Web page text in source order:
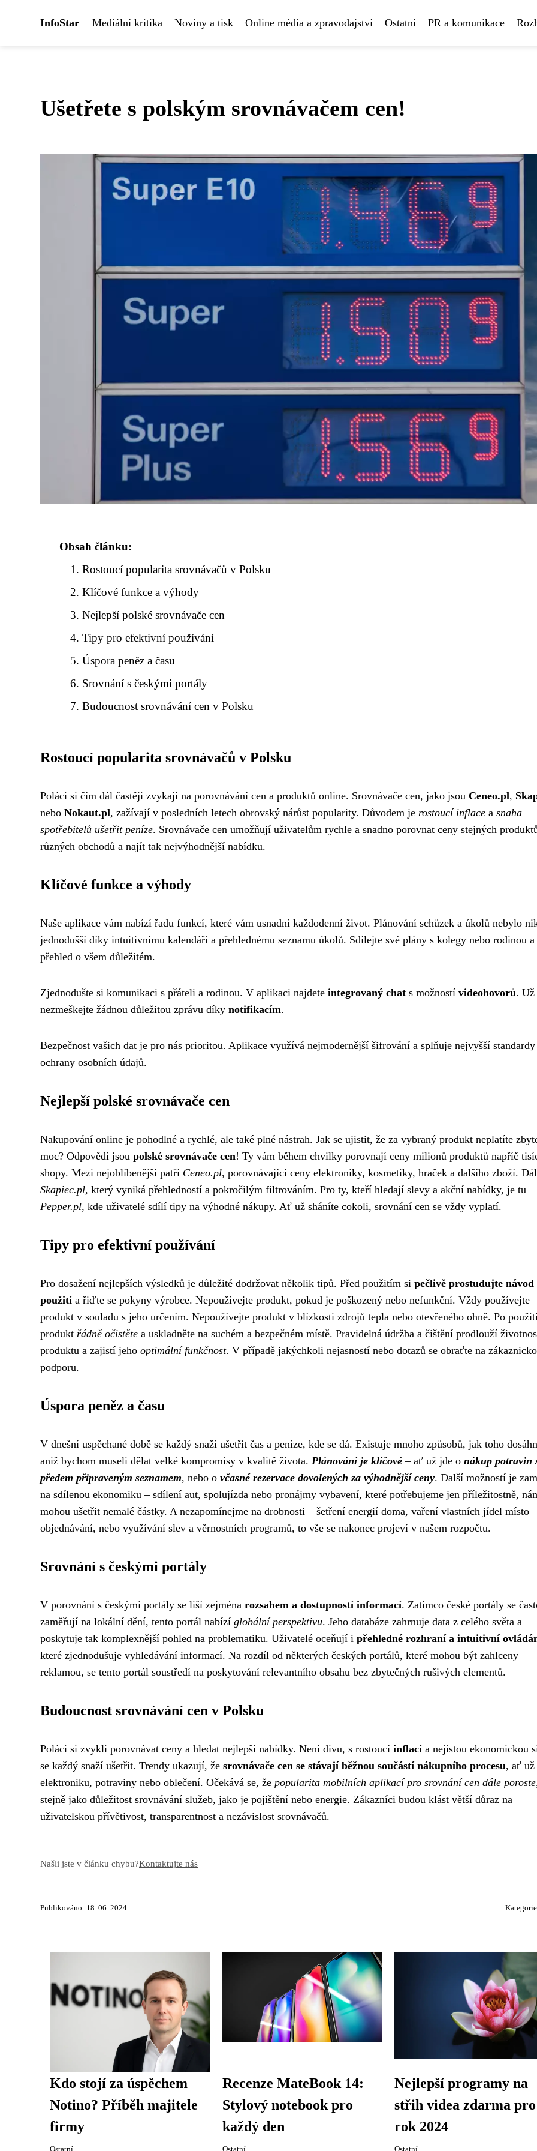
InfoStar Mediální kritika Noviny a tisk Online média a zpravodajství Ostatní PR a komunikace
Ušetřete s polským srovnávačem cen!
Obsah článku:
Rostoucí popularita srovnávačů v Polsku
Klíčové funkce a výhody
Nejlepší polské srovnávače cen
Tipy pro efektivní používání
Úspora peněz a času
Srovnání s českými portály
Budoucnost srovnávání cen v Polsku
Rostoucí popularita srovnávačů v Polsku
Poláci si čím dál častěji zvykají na porovnávání cen a produktů online. Srovnávače cen, jako jsou Ceneo.pl,
nebo Nokaut.pl, zažívají v posledních letech obrovský nárůst popularity. Důvodem je rostoucí inflace a snaha
spotřebitelů ušetřit peníze. Srovnávače cen umožňují uživatelům rychle a snadno porovnat ceny stejných
různých obchodů a najít tak nejvýhodnější nabídku.
Klíčové funkce a výhody
Naše aplikace vám nabízí řadu funkcí, které vám usnadní každodenní život. Plánování schůzek a úkolů nebylo
jednodušší díky intuitivnímu kalendáři a přehlednému seznamu úkolů. Sdílejte své plány s kolegy nebo rodinou a
přehled o všem důležitém.
Zjednodušte si komunikaci s přáteli a rodinou. V aplikaci najdete integrovaný chat s možností videohovorů.
nezmeškejte žádnou důležitou zprávu díky notifikacím.
Bezpečnost vašich dat je pro nás prioritou. Aplikace využívá nejmodernější šifrování a splňuje nejvyšší standardy
ochrany osobních údajů.
Nejlepší polské srovnávače cen
Nakupování online je pohodlné a rychlé, ale také plné nástrah. Jak se ujistit, že za vybraný produkt neplatíte
moc? Odpovědí jsou polské srovnávače cen! Ty vám během chvilky porovnají ceny milionů produktů napříč
shopy. Mezi nejoblíbenější patří Ceneo.pl, porovnávající ceny elektroniky, kosmetiky, hraček a dalšího zboží.
Skapiec.pl, který vyniká přehledností a pokročilým filtrováním. Pro ty, kteří hledají slevy a akční nabídky, je tu
Pepper.pl, kde uživatelé sdílí tipy na výhodné nákupy. Ať už sháníte cokoli, srovnání cen se vždy vyplatí.
Tipy pro efektivní používání
Pro dosažení nejlepších výsledků je důležité dodržovat několik tipů. Před použitím si pečlivě prostudujte návod
použitía řiďte se pokyny výrobce. Nepoužívejte produkt, pokud je poškozený nebo nefunkční. Vždy používejte
produkt v souladu s jeho určením. Nepoužívejte produkt v blízkosti zdrojů tepla nebo otevřeného ohně. Po
produkt řádně očistěte a uskladněte na suchém a bezpečném místě. Pravidelná údržba a čištění prodlouží
produktu a zajistí jeho optimální funkčnost. V případě jakýchkoli nejasností nebo dotazů se obraťte na
podporu.
Úspora peněz a času
V dnešní uspěchané době se každý snaží ušetřit čas a peníze, kde se dá. Existuje mnoho způsobů, jak toho
aniž bychom museli dělat velké kompromisy v kvalitě života. Plánování je klíčové– ať už jde o nákup potravin
předem připraveným seznamem, nebo o včasné rezervace dovolených za výhodnější ceny. Další možností je
na sdílenou ekonomiku – sdílení aut, spolujízda nebo pronájmy vybavení, které potřebujeme jen příležitostně,
mohou ušetřit nemalé částky. A nezapomínejme na drobnosti – šetření energií doma, vaření vlastních jídel místo
objednávání, nebo využívání slev a věrnostních programů, to vše se nakonec projeví v našem rozpočtu.
Srovnání s českými portály
V porovnání s českými portály se liší zejména rozsahem a dostupností informací. Zatímco české portály se
zaměřují na lokální dění, tento portál nabízí globální perspektivu. Jeho databáze zahrnuje data z celého světa a
poskytuje tak komplexnější pohled na problematiku. Uživatelé oceňují i přehledné rozhraní a intuitivní
které zjednodušuje vyhledávání informací. Na rozdíl od některých českých portálů, které mohou být zahlceny
reklamou, se tento portál soustředí na poskytování relevantního obsahu bez zbytečných rušivých elementů.
Budoucnost srovnávání cen v Polsku
Poláci si zvykli porovnávat ceny a hledat nejlepší nabídky. Není divu, s rostoucí inflacía nejistou ekonomickou
se každý snaží ušetřit. Trendy ukazují, že srovnávače cen se stávají běžnou součástí nákupního procesu, ať už
elektroniku, potraviny nebo oblečení. Očekává se, že popularita mobilních aplikací pro srovnání cen dále poroste,
stejně jako důležitost srovnávání služeb, jako je pojištění nebo energie. Zákazníci budou klást větší důraz na
uživatelskou přívětivost, transparentnost a nezávislost srovnávačů.
Našli jste v článku chybu?Kontaktujte nás
Publikováno: 18. 06. 2024
Kdo stojí za úspěchem
Notino? Příběh majitele
firmy
Ostatní
Recenze MateBook 14:
Stylový notebook pro
každý den
Ostatní
Nejlepší programy na
střih videa zdarma pro
rok 2024
Ostatní